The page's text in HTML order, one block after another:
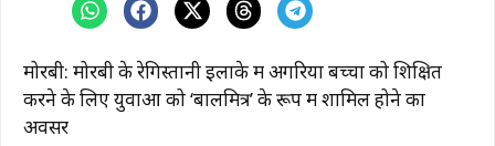
मोरबी: मोरबी के रेगिस्तानी इलाके में अगरिया बच्चों को शिक्षित
करने के लिए युवाओं को ‘बालमित्र’ के रूप में शामिल होने का
अवसर